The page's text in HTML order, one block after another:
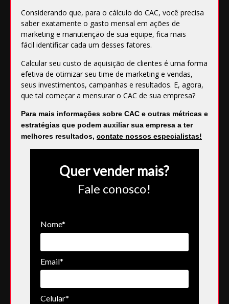
Considerando que, para o cálculo do CAC, você precisa
saber exatamente o gasto mensal em ações de
marketing e manutenção de sua equipe, fica mais
fácil identificar cada um desses fatores.
Calcular seu custo de aquisição de clientes é uma forma
efetiva de otimizar seu time de marketing e vendas,
seus investimentos, campanhas e resultados. E, agora,
que tal começar a mensurar o CAC de sua empresa?
Para mais informações sobre CAC e outras métricas e
estratégias que podem auxiliar sua empresa a ter
melhores resultados, contate nossos especialistas!
Quer vender mais?
Fale conosco!
Nome*
Email*
Celular*